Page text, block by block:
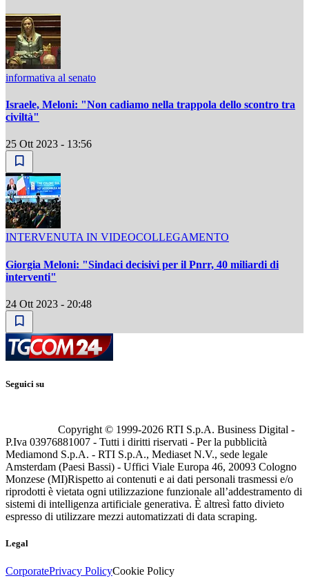
informativa al senato
Israele, Meloni: "Non cadiamo nella trappola dello scontro tra
civiltà"
25 Ott 2023 - 13:56
INTERVENUTA IN VIDEOCOLLEGAMENTO
Giorgia Meloni: "Sindaci decisivi per il Pnrr, 40 miliardi di
interventi"
24 Ott 2023 - 20:48
Seguici su
Copyright © 1999-2026 RTI S.p.A. Business Digital -
P.Iva 03976881007 - Tutti i diritti riservati - Per la pubblicità
Mediamond S.p.A. - RTI S.p.A., Mediaset N.V., sede legale
Amsterdam (Paesi Bassi) - Uffici Viale Europa 46, 20093 Cologno
Monzese (MI)Rispetto ai contenuti e ai dati personali trasmessi e/o
riprodotti è vietata ogni utilizzazione funzionale all’addestramento di
sistemi di intelligenza artificiale generativa. È altresì fatto divieto
espresso di utilizzare mezzi automatizzati di data scraping.
Legal
CorporatePrivacy PolicyCookie Policy